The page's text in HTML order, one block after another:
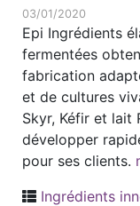
03/01/2020
Epi Ingrédients
fermentées
fabrication
et de cultures
Skyr, Kéfir et lait
développer
pour ses clients.
Ingrédients